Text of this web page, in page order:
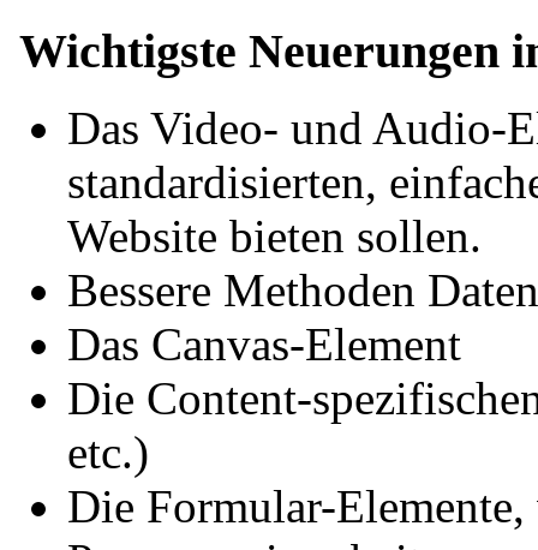
Wichtigste Neuerungen
Das Video- und Audio-
standardisierten,
Website bieten sollen.
Bessere Methoden
Das Canvas-Element
Die Content-
etc.)
Die Formular-